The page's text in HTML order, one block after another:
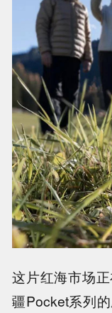
这片红海市场
疆Pocket系列